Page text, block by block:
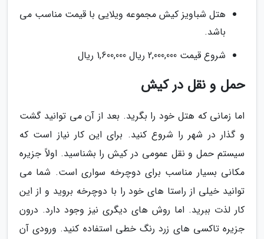
هتل شباویز کیش مجموعه ویلایی با قیمت مناسب می
باشد.
شروع قیمت 2,000,000 ریال 1,600,000 ریال
حمل و نقل در کیش
اما زمانی که هتل خود را بگرید. بعد از آن می توانید گشت
و گذار در شهر را شروع کنید. برای این کار نیاز است که
سیستم حمل و نقل عمومی در کیش را بشناسید. اولاً جزیره
مکانی بسیار مناسب برای دوچرخه سواری است. شما می
توانید خیلی از راستا های خود را با دوچرخه بروید و از این
کار لذت ببرید. اما روش های دیگری نیز وجود دارد. درون
جزیره تاکسی های زرد رنگ خطی استفاده کنید. ورودی آن